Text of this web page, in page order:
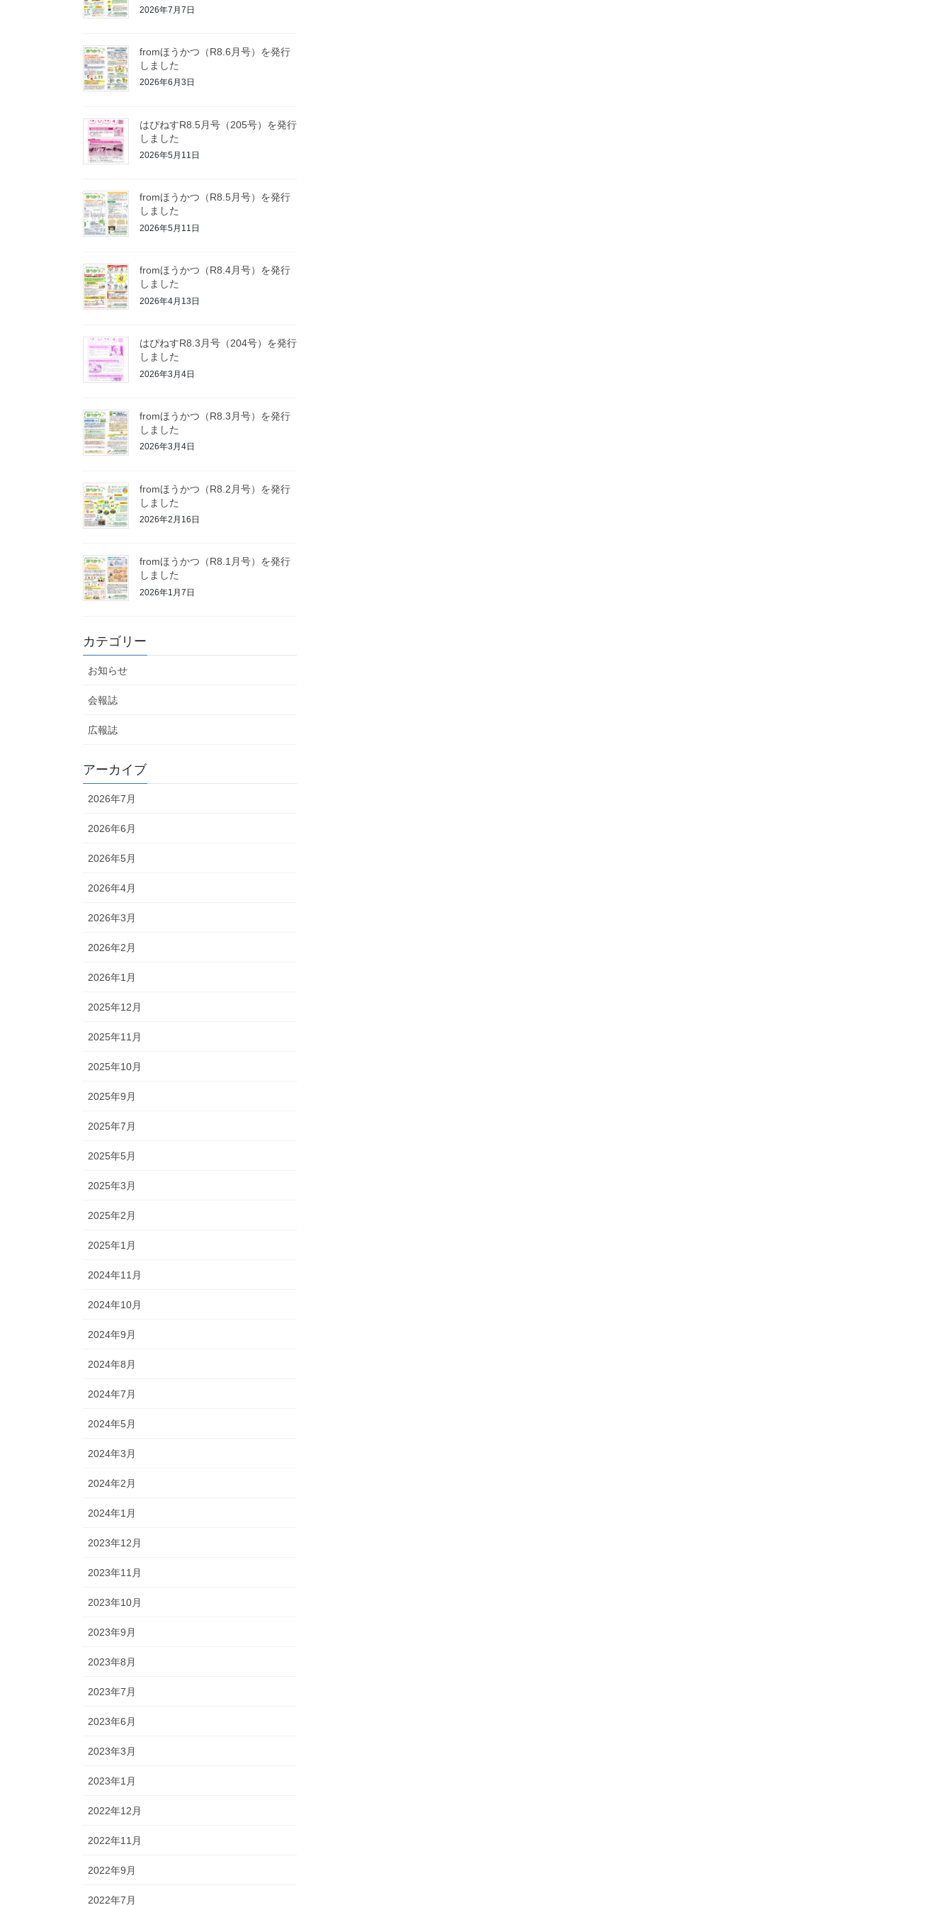
2026年7月7日
fromほうかつ（R8.6月号）を発行
しました
2026年6月3日
はぴねすR8.5月号（205号）を発行
しました
2026年5月11日
fromほうかつ（R8.5月号）を発行
しました
2026年5月11日
fromほうかつ（R8.4月号）を発行
しました
2026年4月13日
はぴねすR8.3月号（204号）を発行
しました
2026年3月4日
fromほうかつ（R8.3月号）を発行
しました
2026年3月4日
fromほうかつ（R8.2月号）を発行
しました
2026年2月16日
fromほうかつ（R8.1月号）を発行
しました
2026年1月7日
カテゴリー
お知らせ
会報誌
広報誌
アーカイブ
2026年7月
2026年6月
2026年5月
2026年4月
2026年3月
2026年2月
2026年1月
2025年12月
2025年11月
2025年10月
2025年9月
2025年7月
2025年5月
2025年3月
2025年2月
2025年1月
2024年11月
2024年10月
2024年9月
2024年8月
2024年7月
2024年5月
2024年3月
2024年2月
2024年1月
2023年12月
2023年11月
2023年10月
2023年9月
2023年8月
2023年7月
2023年6月
2023年3月
2023年1月
2022年12月
2022年11月
2022年9月
2022年7月